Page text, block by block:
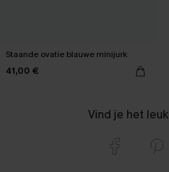
Staande ovatie blauwe minijurk
41,00 €
Vind je het